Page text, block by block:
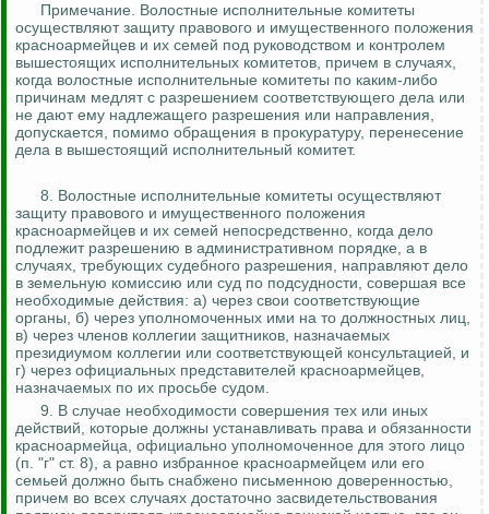
Примечание. Волостные исполнительные комитеты
осуществляют защиту правового и имущественного положения
красноармейцев и их семей под руководством и контролем
вышестоящих исполнительных комитетов, причем в случаях,
когда волостные исполнительные комитеты по каким-либо
причинам медлят с разрешением соответствующего дела или
не дают ему надлежащего разрешения или направления,
допускается, помимо обращения в прокуратуру, перенесение
дела в вышестоящий исполнительный комитет.
8. Волостные исполнительные комитеты осуществляют
защиту правового и имущественного положения
красноармейцев и их семей непосредственно, когда дело
подлежит разрешению в административном порядке, а в
случаях, требующих судебного разрешения, направляют дело
в земельную комиссию или суд по подсудности, совершая все
необходимые действия: а) через свои соответствующие
органы, б) через уполномоченных ими на то должностных лиц,
в) через членов коллегии защитников, назначаемых
президиумом коллегии или соответствующей консультацией, и
г) через официальных представителей красноармейцев,
назначаемых по их просьбе судом.
9. В случае необходимости совершения тех или иных
действий, которые должны устанавливать права и обязанности
красноармейца, официально уполномоченное для этого лицо
(п. "г" ст. 8), а равно избранное красноармейцем или его
семьей должно быть снабжено письменною доверенностью,
причем во всех случаях достаточно засвидетельствования